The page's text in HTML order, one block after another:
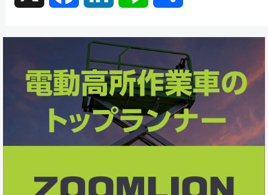
e
b
k
e
d
n
e